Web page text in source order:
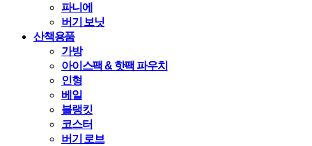
파니에
버기 보닛
산책용품
가방
아이스팩 & 핫팩 파우치
인형
베일
블랭킷
코스터
버기 로브